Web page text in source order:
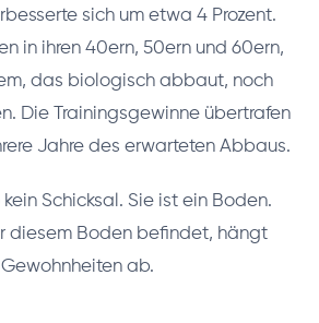
sich um etwa 4 Prozent.
in ihren 40ern, 50ern und 60ern,
das biologisch abbaut, noch
Die Trainingsgewinne übertrafen
Jahre des erwarteten Abbaus.
Schicksal. Sie ist ein Boden.
diesem Boden befindet, hängt
ab.